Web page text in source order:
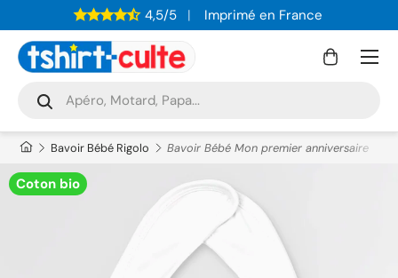
ALLER AU CONTENU
4,5/5 Imprimé en France
Recherche
Rechercher
Panier
Menu
Bavoir Bébé Rigolo Bavoir Bébé Mon premier anniversaire
Coton bio